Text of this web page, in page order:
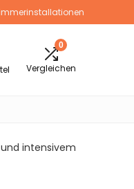
0
Vergleichen
intensivem